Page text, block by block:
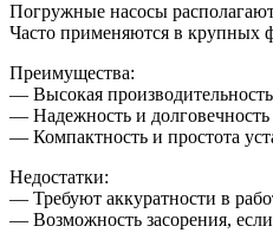
Погружные насосы
Часто применяются в крупных
Преимущества:
— Высокая производительность
— Надежность и долговечность
— Компактность и простота
Недостатки:
— Требуют аккуратности в
— Возможность засорения,